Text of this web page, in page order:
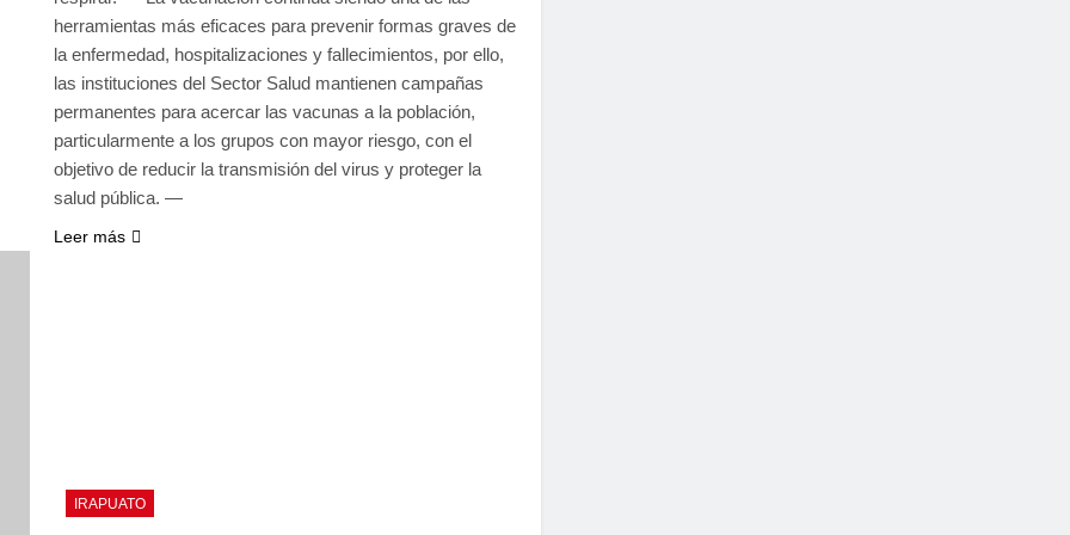
herramientas más eficaces para prevenir formas graves de
la enfermedad, hospitalizaciones y fallecimientos, por ello,
las instituciones del Sector Salud mantienen campañas
permanentes para acercar las vacunas a la población,
particularmente a los grupos con mayor riesgo, con el
objetivo de reducir la transmisión del virus y proteger la
salud pública. —
Leer más
IRAPUATO